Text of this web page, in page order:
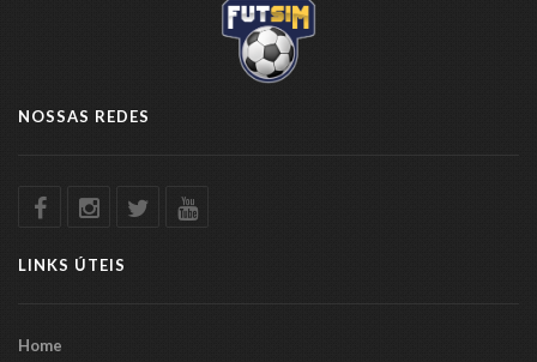
NOSSAS REDES
LINKS ÚTEIS
Home